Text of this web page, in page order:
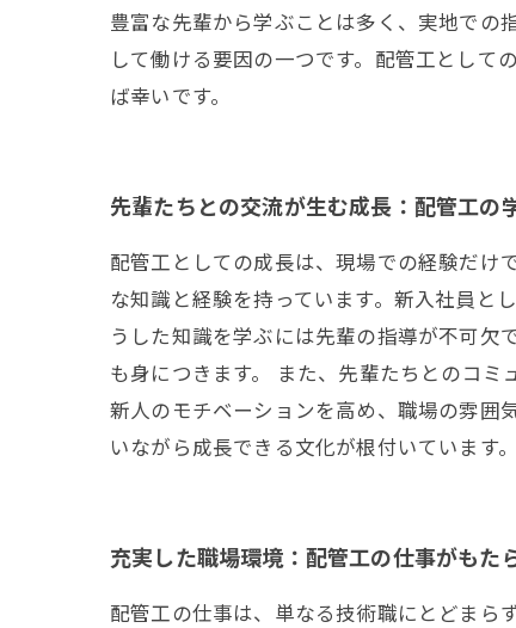
豊富な先輩から学ぶことは多く、実地での
して働ける要因の一つです。配管工とし
ば幸いです。
先輩たちとの交流が生む成長：配管工の
配管工としての成長は、現場での経験だけ
な知識と経験を持っています。新入社員と
うした知識を学ぶには先輩の指導が不可欠
も身につきます。 また、先輩たちとのコミ
新人のモチベーションを高め、職場の雰囲
いながら成長できる文化が根付いています
充実した職場環境：配管工の仕事がもた
配管工の仕事は、単なる技術職にとどまら